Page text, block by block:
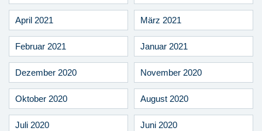
April 2021 März 2021
Februar 2021 Januar 2021
Dezember 2020 November 2020
Oktober 2020 August 2020
Juli 2020 Juni 2020